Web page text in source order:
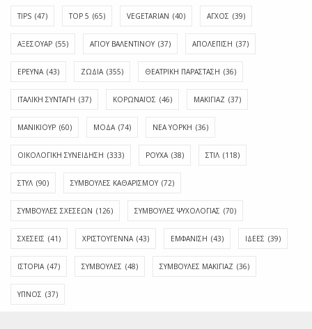
TIPS (47) TOP 5 (65) VEGETARIAN (40) ΑΓΧΟΣ (39)
ΑΞΕΣΟΥΑΡ (55) ΑΓΊΟΥ ΒΑΛΕΝΤΊΝΟΥ (37) ΑΠΟΛΈΠΙΣΗ (37)
ΕΡΕΥΝΑ (43) ΖΩΔΙΑ (355) ΘΕΑΤΡΙΚΗ ΠΑΡΑΣΤΑΣΗ (36)
ΙΤΑΛΙΚΗ ΣΥΝΤΑΓΗ (37) ΚΟΡΩΝΑΪΟΣ (46) ΜΑΚΙΓΙΑΖ (37)
ΜΑΝΙΚΙΟΥΡ (60) ΜΟΔΑ (74) ΝΕΑ ΥΟΡΚΗ (36)
ΟΙΚΟΛΟΓΙΚΗ ΣΥΝΕΙΔΗΣΗ (333) ΡΟΥΧΑ (38) ΣΤΙΛ (118)
ΣΤΥΛ (90) ΣΥΜΒΟΥΛΕΣ ΚΑΘΑΡΙΣΜΟΥ (72)
ΣΥΜΒΟΥΛΕΣ ΣΧΕΣΕΩΝ (126) ΣΥΜΒΟΥΛΕΣ ΨΥΧΟΛΟΓΙΑΣ (70)
ΣΧΕΣΕΙΣ (41) ΧΡΙΣΤΟΥΓΕΝΝΑ (43) ΕΜΦΆΝΙΣΗ (43) ΙΔΈΕΣ (39)
ΙΣΤΟΡΊΑ (47) ΣΥΜΒΟΥΛΈΣ (48) ΣΥΜΒΟΥΛΈΣ ΜΑΚΙΓΙΆΖ (36)
ΎΠΝΟΣ (37)